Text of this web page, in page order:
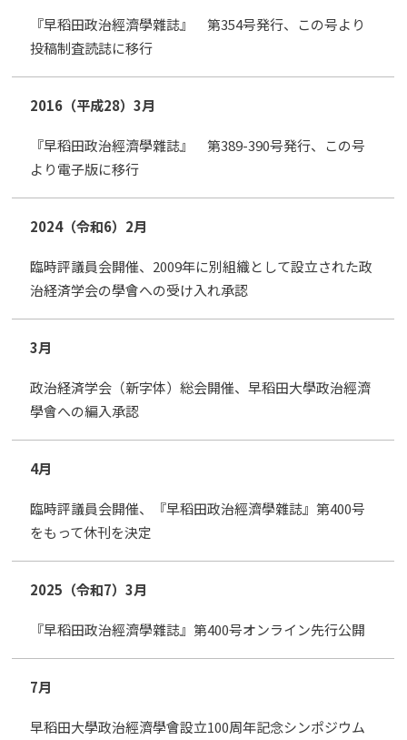
『早稻田政治經濟學雜誌』 第354号発行、この号より
投稿制査読誌に移行
2016（平成28）3月
『早稻田政治經濟學雜誌』 第389-390号発行、この号
より電子版に移行
2024（令和6） 2月
臨時評議員会開催、2009年に別組織として設立された政
治経済学会の學會への受け入れ承認
3月
政治経済学会（新字体）総会開催、早稻田大學政治經濟
學會への編入承認
4月
臨時評議員会開催、『早稻田政治經濟學雜誌』第400号
をもって休刊を決定
2025（令和7）3月
『早稻田政治經濟學雜誌』第400号オンライン先行公開
7月
早稻田大學政治經濟學會設立100周年記念シンポジウム